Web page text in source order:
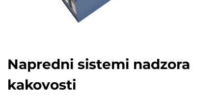
Napredni sistemi nadzora
kakovosti